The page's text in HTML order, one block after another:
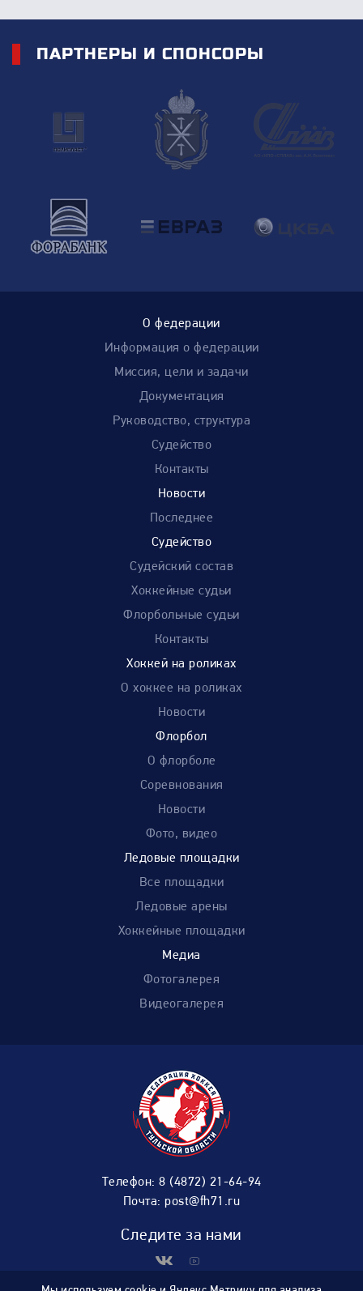
ПАРТНЕРЫ И СПОНСОРЫ
О федерации
Информация о федерации
Миссия, цели и задачи
Документация
Руководство, структура
Судейство
Контакты
Новости
Последнее
Судейство
Судейский состав
Хоккейные судьи
Флорбольные судьи
Контакты
Хоккей на роликах
О хоккее на роликах
Новости
Флорбол
О флорболе
Соревнования
Новости
Фото, видео
Ледовые площадки
Все площадки
Ледовые арены
Хоккейные площадки
Медиа
Фотогалерея
Видеогалерея
Телефон: 8 (4872) 21-64-94
Почта:post@fh71.ru
Следите за нами